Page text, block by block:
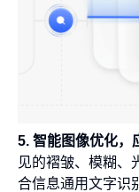
5. 智能图像优化，
见的褶皱、模糊、
合信息通用文字识